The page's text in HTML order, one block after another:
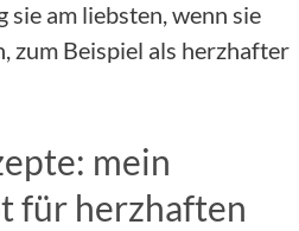
sie am liebsten, wenn sie
zum Beispiel als herzhafter
mein
für herzhaften